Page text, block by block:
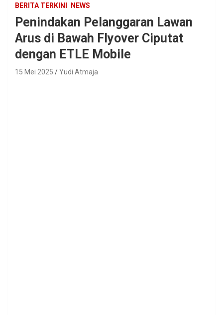
BERITA TERKINI NEWS
Penindakan Pelanggaran Lawan
Arus di Bawah Flyover Ciputat
dengan ETLE Mobile
15 Mei 2025 Yudi Atmaja